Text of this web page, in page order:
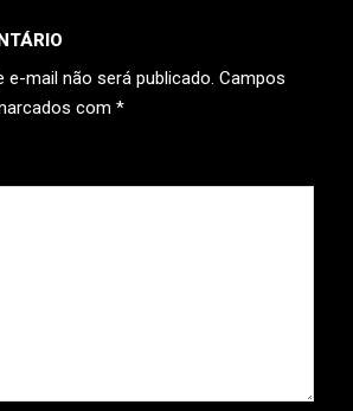
e-mail não será publicado. Campos
com *